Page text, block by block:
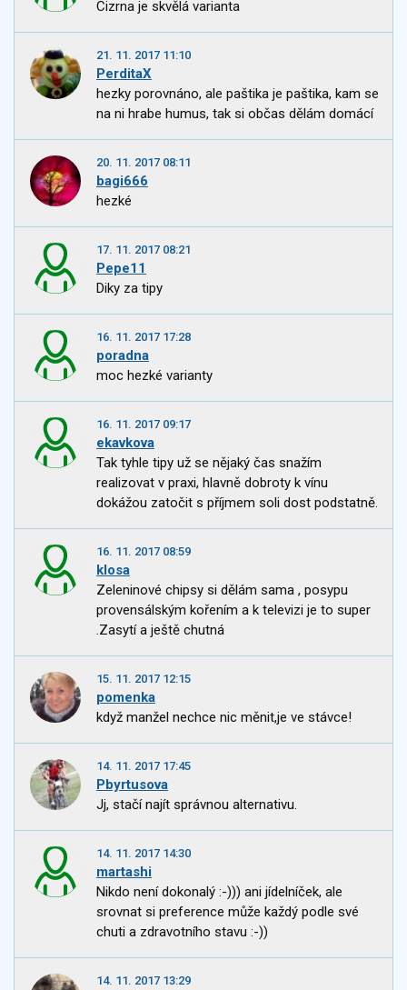
Cizrna je skvělá varianta
21. 11. 2017 11:10
PerditaX
hezky porovnáno, ale paštika je paštika, kam se
na ni hrabe humus, tak si občas dělám domácí
20. 11. 2017 08:11
bagi666
hezké
17. 11. 2017 08:21
Pepe11
Diky za tipy
16. 11. 2017 17:28
poradna
moc hezké varianty
16. 11. 2017 09:17
ekavkova
Tak tyhle tipy už se nějaký čas snažím
realizovat v praxi, hlavně dobroty k vínu
dokážou zatočit s příjmem soli dost podstatně.
16. 11. 2017 08:59
klosa
Zeleninové chipsy si dělám sama , posypu
provensálským kořením a k televizi je to super
.Zasytí a ještě chutná
15. 11. 2017 12:15
pomenka
když manžel nechce nic měnit,je ve stávce!
14. 11. 2017 17:45
Pbyrtusova
Jj, stačí najít správnou alternativu.
14. 11. 2017 14:30
martashi
Nikdo není dokonalý :-))) ani jídelníček, ale
srovnat si preference může každý podle své
chuti a zdravotního stavu :-))
14. 11. 2017 13:29